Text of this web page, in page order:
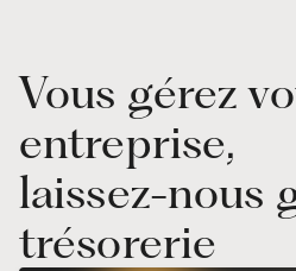
Vous gérez
entreprise,
laissez-nous
trésorerie